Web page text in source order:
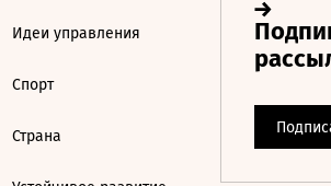
Идеи управления
Спорт
Страна